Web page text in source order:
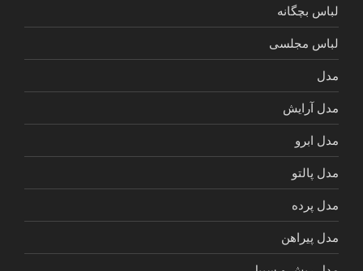
لباس بچگانه
لباس مجلسی
مدل
مدل آرایش
مدل ابرو
مدل پالتو
مدل پرده
مدل پیراهن